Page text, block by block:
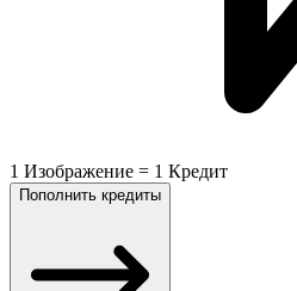
1 Изображение = 1 Кредит
Пополнить кредиты